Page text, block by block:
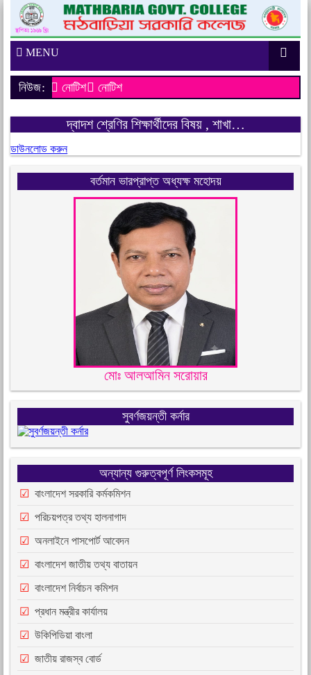
MENU
নিউজ: নোটিশ
নোটিশ
দ্বাদশ শ্রেণির শিক্ষার্থীদের বিষয় , শাখা…
ডাউনলোড করুন
বর্তমান ভারপ্রাপ্ত অধ্যক্ষ মহোদয়
মোঃ আলআমিন সরোয়ার
সুবর্ণজয়ন্তী কর্নার
অন্যান্য গুরুত্বপূর্ণ লিংকসমূহ
বাংলাদেশ সরকারি কর্মকমিশন
পরিচয়পত্র তথ্য হালনাগাদ
অনলাইনে পাসপোর্ট আবেদন
বাংলাদেশ জাতীয় তথ্য বাতায়ন
বাংলাদেশ নির্বাচন কমিশন
প্রধান মন্ত্রীর কার্যালয়
উকিপিডিয়া বাংলা
জাতীয় রাজস্ব বোর্ড